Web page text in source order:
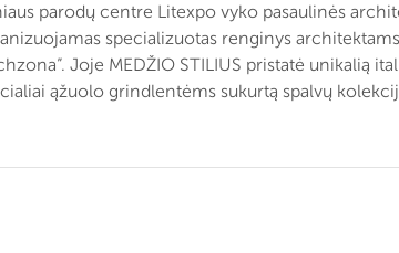
parodų centre Litexpo vyko pasaulinės
specializuotas renginys
Joje MEDŽIO STILIUS pristatė unikalią
ąžuolo grindlentėms sukurtą spalvų